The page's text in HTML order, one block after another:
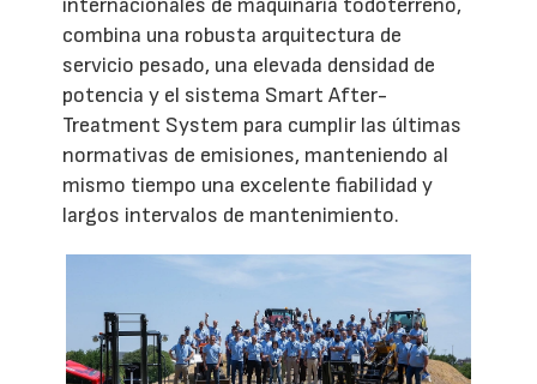
internacionales de maquinaria todoterreno,
combina una robusta arquitectura de
servicio pesado, una elevada densidad de
potencia y el sistema Smart After-
Treatment System para cumplir las últimas
normativas de emisiones, manteniendo al
mismo tiempo una excelente fiabilidad y
largos intervalos de mantenimiento.